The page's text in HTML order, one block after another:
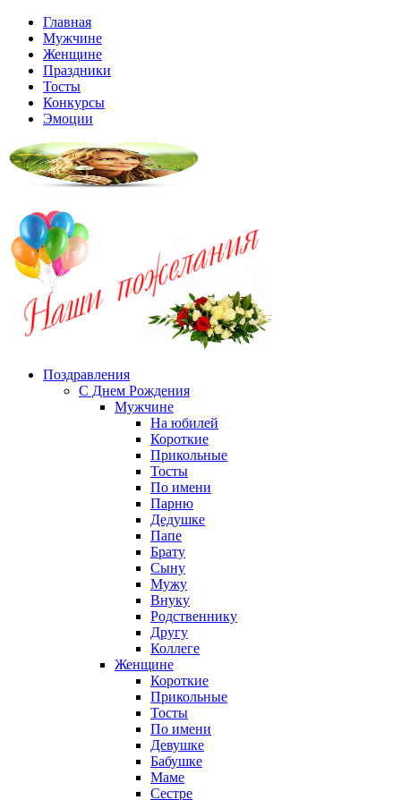
Главная
Мужчине
Женщине
Праздники
Тосты
Конкурсы
Эмоции
Поздравления
С Днем Рождения
Мужчине
На юбилей
Короткие
Прикольные
Тосты
По имени
Парню
Дедушке
Папе
Брату
Сыну
Мужу
Внуку
Родственнику
Другу
Коллеге
Женщине
Короткие
Прикольные
Тосты
По имени
Девушке
Бабушке
Маме
Сестре